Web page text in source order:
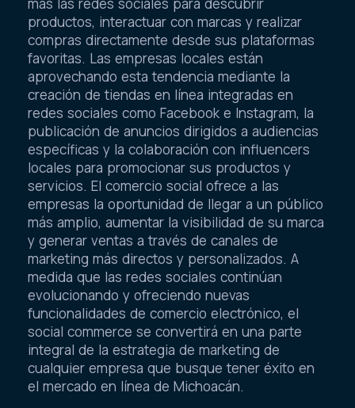
más las redes sociales para descubrir
productos, interactuar con marcas y realizar
compras directamente desde sus plataformas
favoritas. Las empresas locales están
aprovechando esta tendencia mediante la
creación de tiendas en línea integradas en
redes sociales como Facebook e Instagram, la
publicación de anuncios dirigidos a audiencias
específicas y la colaboración con influencers
locales para promocionar sus productos y
servicios. El comercio social ofrece a las
empresas la oportunidad de llegar a un público
más amplio, aumentar la visibilidad de su marca
y generar ventas a través de canales de
marketing más directos y personalizados. A
medida que las redes sociales continúan
evolucionando y ofreciendo nuevas
funcionalidades de comercio electrónico, el
social commerce se convertirá en una parte
integral de la estrategia de marketing de
cualquier empresa que busque tener éxito en
el mercado en línea de Michoacán.